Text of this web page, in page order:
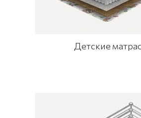
Детские